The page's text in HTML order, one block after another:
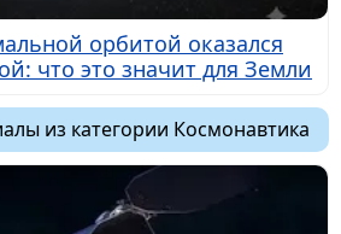
орбитой оказался
что это значит для Земли
из категории Космонавтика